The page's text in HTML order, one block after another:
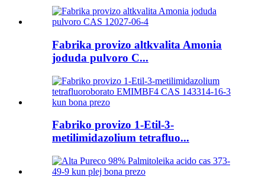
Fabrika provizo altkvalita Amonia
joduda pulvoro C...
Fabriko provizo 1-Etil-3-
metilimidazolium tetrafluo...